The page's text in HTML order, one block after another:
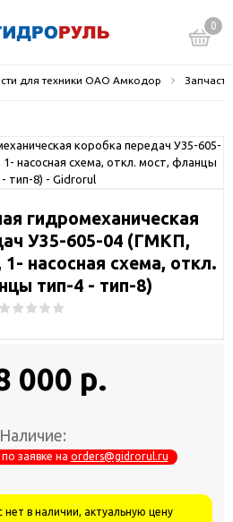
0
для техники ОАО Амкодор
гидромеханическая
У35-605-04 (ГМКП,
1- насосная схема, откл.
тип-4 - тип-8)
000 р.
Наличие:
заявке на orders@gidrorul.ru
нет в наличии, актуальную цену